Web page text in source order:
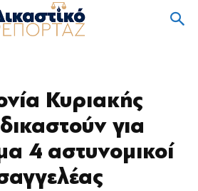
Κυριακής
για
4 αστυνομικοί